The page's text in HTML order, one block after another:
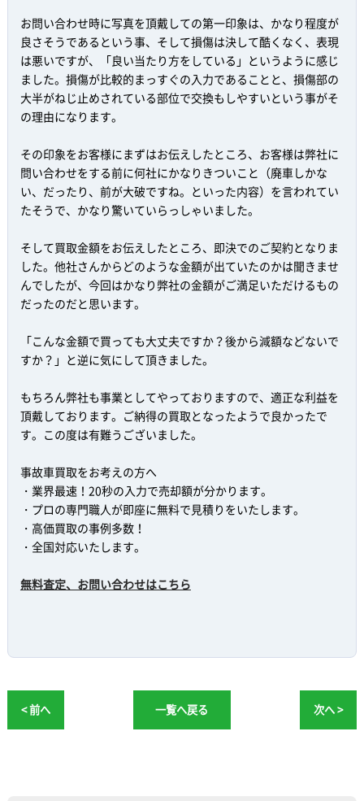
お問い合わせ時に写真を頂戴しての第一印象は、かなり程度が
良さそうであるという事、そして損傷は決して酷くなく、表現
は悪いですが、「良い当たり方をしている」というように感じ
ました。損傷が比較的まっすぐの入力であることと、損傷部の
大半がねじ止めされている部位で交換もしやすいという事がそ
の理由になります。
その印象をお客様にまずはお伝えしたところ、お客様は弊社に
問い合わせをする前に何社にかなりきついこと（廃車しかな
い、だったり、前が大破ですね。といった内容）を言われてい
たそうで、かなり驚いていらっしゃいました。
そして買取金額をお伝えしたところ、即決でのご契約となりま
した。他社さんからどのような金額が出ていたのかは聞きませ
んでしたが、今回はかなり弊社の金額がご満足いただけるもの
だったのだと思います。
「こんな金額で買っても大丈夫ですか？後から減額などないで
すか？」と逆に気にして頂きました。
もちろん弊社も事業としてやっておりますので、適正な利益を
頂戴しております。ご納得の買取となったようで良かったで
す。この度は有難うございました。
事故車買取をお考えの方へ
・業界最速！20秒の入力で売却額が分かります。
・プロの専門職人が即座に無料で見積りをいたします。
・高価買取の事例多数！
・全国対応いたします。
無料査定、お問い合わせはこちら
< 前へ 一覧へ戻る 次へ >